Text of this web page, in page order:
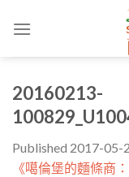
20160213-
Published 2017-05-
《噶倫堡的麵條商